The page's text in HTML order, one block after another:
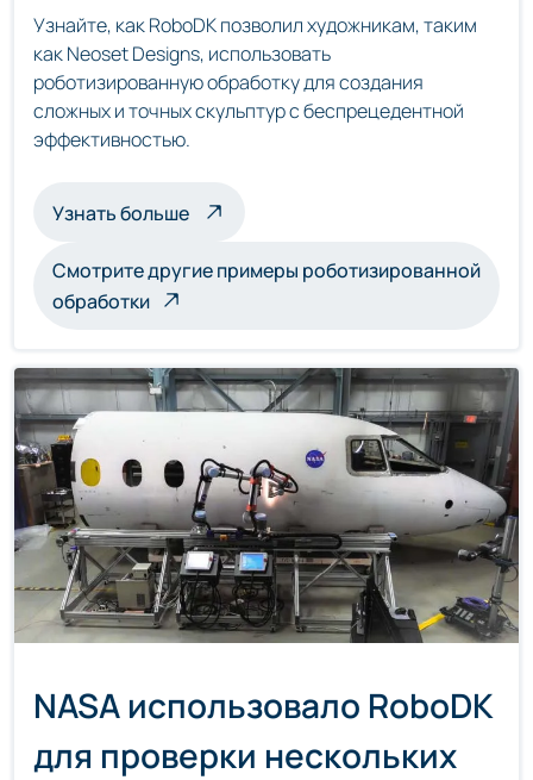
Узнайте, как RoboDK позволил художникам, таким
как Neoset Designs, использовать
роботизированную обработку для создания
сложных и точных скульптур с беспрецедентной
эффективностью.
Узнать большео скульптурах, обрабатываемых
Смотрите другие примеры роботизированной
обработки
NASA использовало RoboDK
для проверки нескольких